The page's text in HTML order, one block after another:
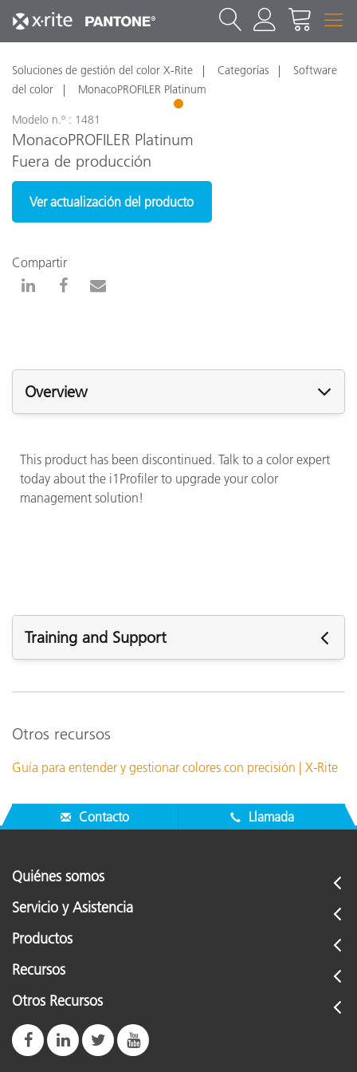
Soluciones de gestión del color X-Rite Categorías
Software
del color
MonacoPROFILER Platinum
1
Modelo n.º : 1481
MonacoPROFILER Platinum
Fuera de producción
Ver actualización del producto
Compartir
Overview
This product has been discontinued. Talk to a color expert
today about the i1Profiler to upgrade your color
management solution!
Training and Support
Otros recursos
Guía para entender y gestionar colores con precisión | X-Rite
Contacto Llamada
Quiénes somos
Servicio y Asistencia
Productos
Recursos
Otros Recursos